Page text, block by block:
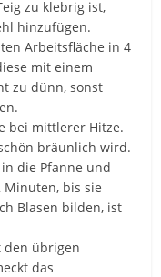
zu klebrig ist,
hinzufügen.
Arbeitsfläche in 4
mit einem
zu dünn, sonst
bei mittlerer Hitze.
bräunlich wird.
die Pfanne und
Minuten, bis sie
Blasen bilden, ist
den übrigen
das